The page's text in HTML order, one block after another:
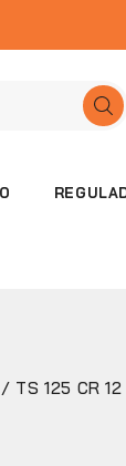
/ TS 125 CR